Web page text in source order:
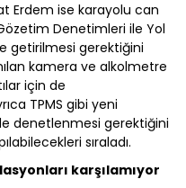
Erdem ise karayolu can
Denetimleri ile Yol
getirilmesi gerektiğini
kamera ve alkolmetre
için de
TPMS gibi yeni
denetlenmesi gerektiğini
sıraladı.
karşılamıyor